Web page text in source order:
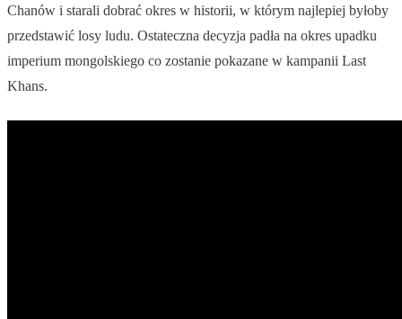
Chanów i starali dobrać okres w historii, w którym najlepiej byłoby
przedstawić losy ludu. Ostateczna decyzja padła na okres upadku
imperium mongolskiego co zostanie pokazane w kampanii Last
Khans.